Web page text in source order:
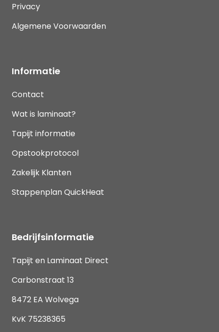
Privacy
Algemene Voorwaarden
Informatie
Contact
Wat is laminaat?
Tapijt informatie
Opstookprotocol
Zakelijk Klanten
Stappenplan QuickHeat
Bedrijfsinformatie
Tapijt en Laminaat Direct
Carbonstraat 13
8472 EA Wolvega
KvK 75238365